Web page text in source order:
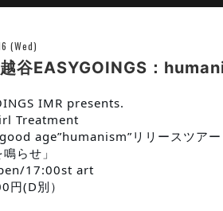
(Wed)
越谷EASYGOINGS：
IMR presents.
Treatment
age”humanism”リリースツアー
鳴らせ」
17:00st art
円(D別）